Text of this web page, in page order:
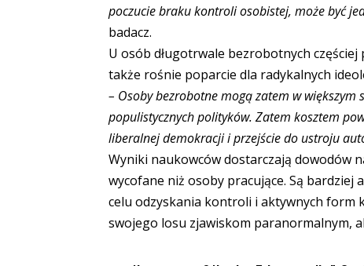
poczucie braku kontroli osobistej, może być
badacz.
U osób długotrwale bezrobotnych
także rośnie poparcie dla radykalnych
– Osoby bezrobotne mogą zatem w
populistycznych polityków. Zatem kosztem
liberalnej demokracji i przejście do ustroju
Wyniki naukowców dostarczają dowodów
wycofane niż osoby pracujące. Są bardziej
celu odzyskania kontroli i aktywnych form
swojego losu zjawiskom paranormalnym,